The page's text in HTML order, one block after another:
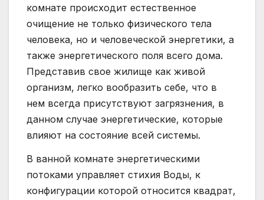
комнате происходит естественное
очищение не только физического тела
человека, но и человеческой энергетики, а
также энергетического поля всего дома.
Представив свое жилище как живой
организм, легко вообразить себе, что в
нем всегда присутствуют загрязнения, в
данном случае энергетические, которые
влияют на состояние всей системы.
В ванной комнате энергетическими
потоками управляет стихия Воды, к
конфигурации которой относится квадрат,